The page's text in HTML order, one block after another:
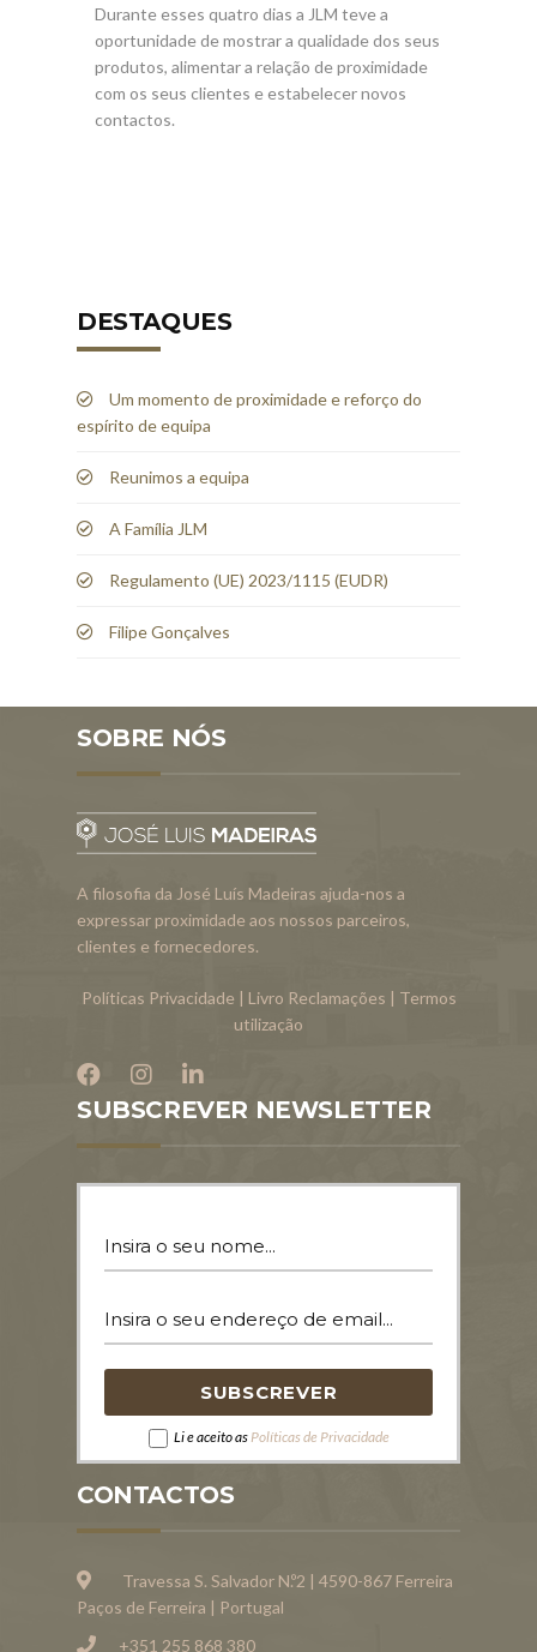
Durante esses quatro dias a JLM teve a
oportunidade de mostrar a qualidade dos seus
produtos, alimentar a relação de proximidade
com os seus clientes e estabelecer novos
contactos.
DESTAQUES
Um momento de proximidade e reforço do
espírito de equipa
Reunimos a equipa
A Família JLM
Regulamento (UE) 2023/1115 (EUDR)
Filipe Gonçalves
SOBRE NÓS
A filosofia da José Luís Madeiras ajuda-nos a
expressar proximidade aos nossos parceiros,
clientes e fornecedores.
Políticas Privacidade | Livro Reclamações | Termos
utilização
SUBSCREVER NEWSLETTER
Li e aceito as Políticas de Privacidade
CONTACTOS
Travessa S. Salvador N.º2 | 4590-867 Ferreira
Paços de Ferreira | Portugal
+351 255 868 380